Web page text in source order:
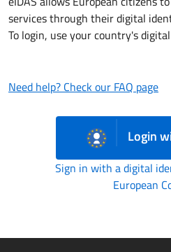
services through their digital
To login, use your country's
Need help? Check our FAQ page
Login
Sign in with a digital
European